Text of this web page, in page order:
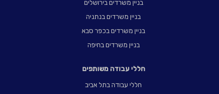
בניין משרדים בירושלים
בניין משרדים בנתניה
בניין משרדים בכפר סבא
בניין משרדים בחיפה
חללי עבודה משותפים
חללי עבודה בתל אביב